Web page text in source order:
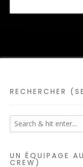
RECHERCHER
UN ÉQUIPAGE
CREW)